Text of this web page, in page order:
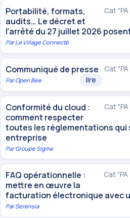
Cat
Portabilité, formats,
audits… Le décret et
l’arrêté du 27 juillet 2026
ParLe Village Connecté
Cat
Communiqué de presse
lire
ParOpen Bee
Cat
Conformité du cloud :
comment respecter
toutes les réglementations qui
entreprise
ParGroupe Sigma
Cat
FAQ opérationnelle :
mettre en œuvre la
facturation électronique avec
ParSerensia